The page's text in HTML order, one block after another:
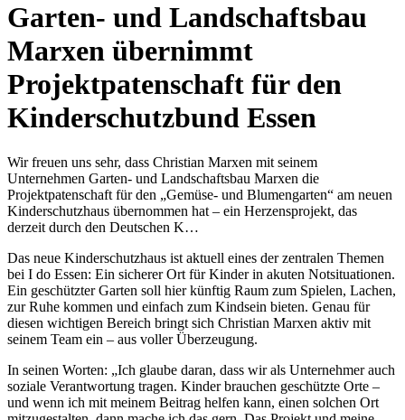
Garten- und Landschaftsbau
Marxen übernimmt
Projektpatenschaft für den
Kinderschutzbund Essen
Wir freuen uns sehr, dass Christian Marxen mit seinem
Unternehmen Garten- und Landschaftsbau Marxen die
Projektpatenschaft für den „Gemüse- und Blumengarten“ am neuen
Kinderschutzhaus übernommen hat – ein Herzensprojekt, das
derzeit durch den Deutschen K…
Das neue Kinderschutzhaus ist aktuell eines der zentralen Themen
bei I do Essen: Ein sicherer Ort für Kinder in akuten Notsituationen.
Ein geschützter Garten soll hier künftig Raum zum Spielen, Lachen,
zur Ruhe kommen und einfach zum Kindsein bieten. Genau für
diesen wichtigen Bereich bringt sich Christian Marxen aktiv mit
seinem Team ein – aus voller Überzeugung.
In seinen Worten: „Ich glaube daran, dass wir als Unternehmer auch
soziale Verantwortung tragen. Kinder brauchen geschützte Orte –
und wenn ich mit meinem Beitrag helfen kann, einen solchen Ort